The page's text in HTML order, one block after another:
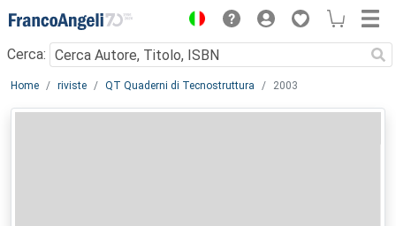
Menu
Cerca:
Main content
Home riviste QT Quaderni di Tecnostruttura 2003